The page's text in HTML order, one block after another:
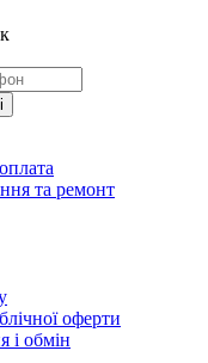
та ремонт
оферти
і обмін